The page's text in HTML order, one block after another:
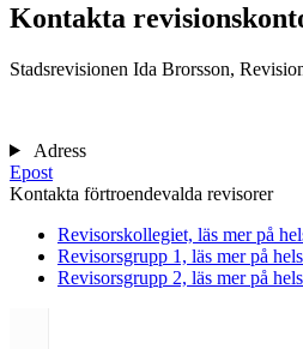
Kontakta
Stadsrevisionen Ida Brorsson,
Adress
Epost
Kontakta förtroendevalda revisorer
Revisorskollegiet, läs mer på
Revisorsgrupp 1, läs mer på
Revisorsgrupp 2, läs mer på